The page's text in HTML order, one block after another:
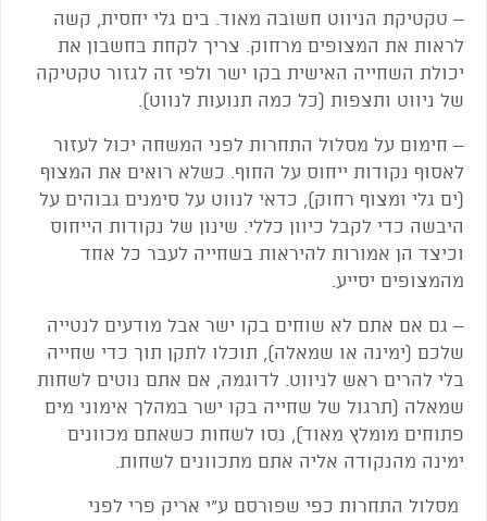
– טקטיקת הניווט חשובה מאוד. בים גלי יחסית, קשה
לראות את המצופים מרחוק. צריך לקחת בחשבון את
יכולת השחייה האישית בקו ישר ולפי זה לגזור טקטיקה
של ניווט ותצפות (כל כמה תנועות לנווט).
– חימום על מסלול התחרות לפני המשחה יכול לעזור
לאסוף נקודות ייחוס על החוף. כשלא רואים את המצוף
(ים גלי ומצוף רחוק), כדאי לנווט על סימנים גבוהים על
היבשה כדי לקבל כיוון כללי. שינון של נקודות הייחוס
וכיצד הן אמורות להיראות בשחייה לעבר כל אחד
מהמצופים יסייע.
– גם אם אתם לא שוחים בקו ישר אבל מודעים לנטייה
שלכם (ימינה או שמאלה), תוכלו לתקן תוך כדי שחייה
בלי להרים ראש לניווט. לדוגמה, אם אתם נוטים לשחות
שמאלה (תרגול של שחייה בקו ישר במהלך אימוני מים
פתוחים מומלץ מאוד), נסו לשחות כשאתם מכוונים
ימינה מהנקודה אליה אתם מתכוונים לשחות.
מסלול התחרות כפי שפורסם ע"י אריק פרי לפני